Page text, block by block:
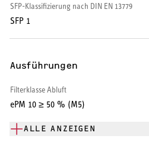
SFP-Klassifizierung nach DIN EN 13779
SFP 1
Ausführungen
Filterklasse Abluft
ePM 10 ≥ 50 % (M5)
ALLE ANZEIGEN